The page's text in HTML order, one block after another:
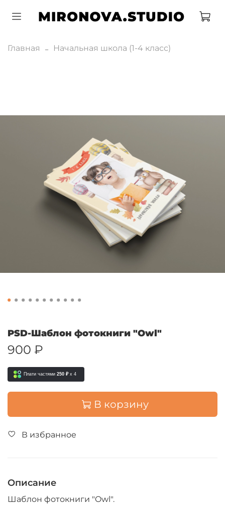
Главная Начальная школа (1-4 класс)
PSD-Шаблон фотокниги "Owl"
900 ₽
Плати частями 250 ₽ x 4
В корзину
В избранное
Описание
Шаблон фотокниги "Owl".